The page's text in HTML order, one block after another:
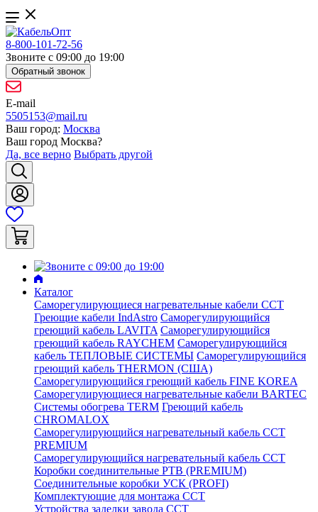
8-800-101-72-56
Звоните с 09:00 до 19:00
Обратный звонок
E-mail
5505153@mail.ru
Ваш город: Москва
Ваш город Москва?
Да, все верно Выбрать другой
Каталог
Саморегулирующиеся нагревательные кабели ССТ
Греющие кабели IndAstro Саморегулирующийся
греющий кабель LAVITA Саморегулирующийся
греющий кабель RAYCHEM Саморегулирующийся
кабель ТЕПЛОВЫЕ СИСТЕМЫ Саморегулирующийся
греющий кабель THERMON (США)
Саморегулирующийся греющий кабель FINE KOREA
Саморегулирующиеся нагревательные кабели BARTEC
Системы обогрева TERM Греющий кабель
CHROMALOX
Саморегулирующийся нагревательный кабель ССТ
PREMIUM
Саморегулирующийся нагревательный кабель ССТ
Коробки соединительные РТВ (PREMIUM)
Соединительные коробки УСК (PROFI)
Комплектующие для монтажа ССТ
Устройства заделки завода ССТ